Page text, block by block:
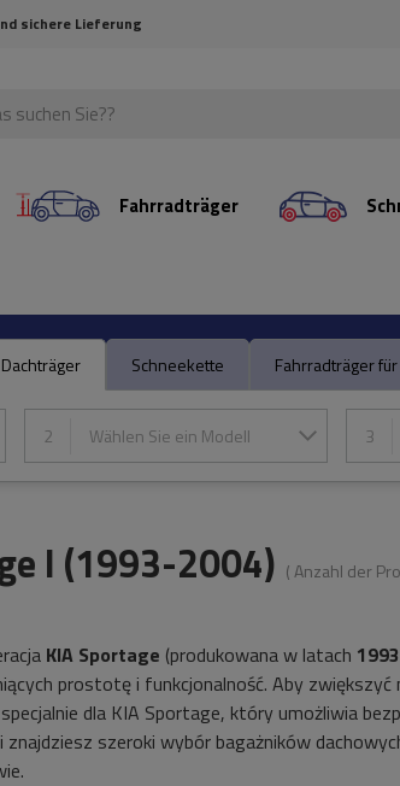
sichere Lieferung
Fahrradträger
Dachträger Schneekette Fahrradträger
2 Wählen Sie ein Modell 3
I (1993-2004) ( Anzahl der
KIA Sportage (produkowana w latach
prostotę i funkcjonalność. Aby
dla KIA Sportage, który umożliwia
szeroki wybór bagażników